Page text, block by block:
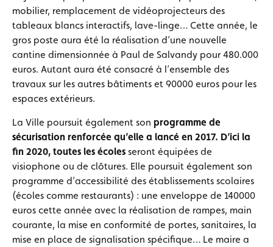
mobilier, remplacement de vidéoprojecteurs des
tableaux blancs interactifs, lave-linge… Cette année, le
gros poste aura été la réalisation d’une nouvelle
cantine dimensionnée à Paul de Salvandy pour 480.000
euros. Autant aura été consacré à l’ensemble des
travaux sur les autres bâtiments et 90000 euros pour les
espaces extérieurs.
La Ville poursuit également son programme de
sécurisation renforcée qu’elle a lancé en 2017. D’ici la
fin 2020, toutes les écoles seront équipées de
visiophone ou de clôtures. Elle poursuit également son
programme d’accessibilité des établissements scolaires
(écoles comme restaurants) : une enveloppe de 140000
euros cette année avec la réalisation de rampes, main
courante, la mise en conformité de portes, sanitaires, la
mise en place de signalisation spécifique… Le maire a